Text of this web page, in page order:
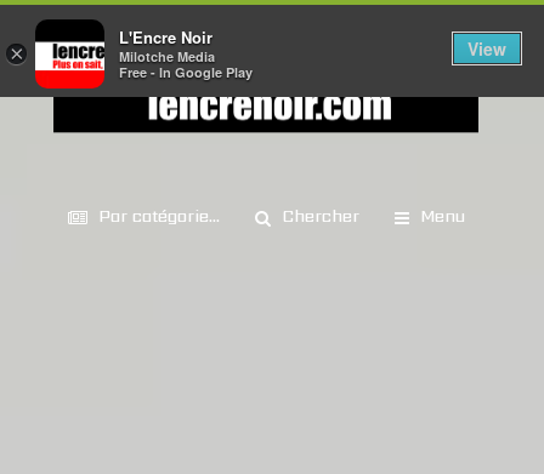
Par catégorie... Chercher Menu
×
L'Encre Noir
Milotche Media
Free - In Google Play
View